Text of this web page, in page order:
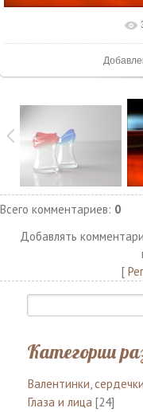
В
Всего комментариев: 0
Добавлять
[
Категории
Валентинки,
Глаза и лица [24]